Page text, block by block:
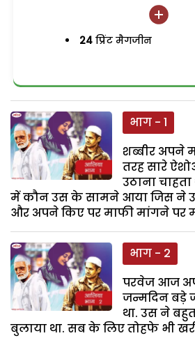
24 प्रिंट मैगजीन
भाग - 1
शब्बीर अपने
तरह सारे
उठाना
में कौन उस के सामने आया जिस ने उसे
और अपने किए पर माफी मांगने पर
भाग - 2
परवेज आज
जन्मदिन बड़े
था. उस ने
बुलाया था. सब के लिए तोहफे भी